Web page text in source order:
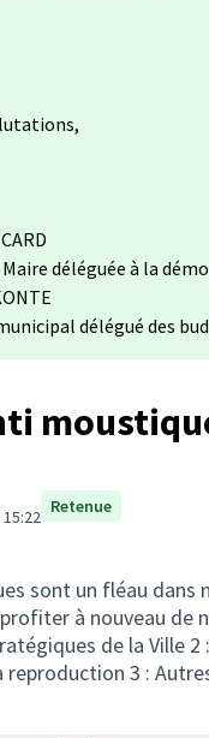
déléguée à la
délégué des
Retenue
sont un fléau
à nouveau de
de la Ville
reproduction 3 :